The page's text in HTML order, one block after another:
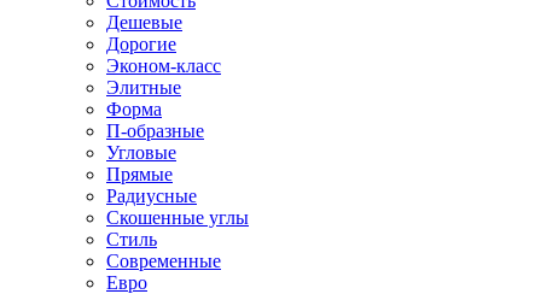
Дешевые
Дорогие
Эконом-класс
Элитные
Форма
П-образные
Угловые
Прямые
Радиусные
Скошенные углы
Стиль
Современные
Евро